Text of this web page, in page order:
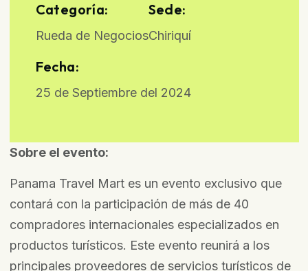
Categoría:
Rueda de Negocios
Sede:
Chiriquí
Fecha:
25 de Septiembre del 2024
Sobre el evento:
Panama Travel Mart es un evento exclusivo que
contará con la participación de más de 40
compradores internacionales especializados en
productos turísticos. Este evento reunirá a los
principales proveedores de servicios turísticos de